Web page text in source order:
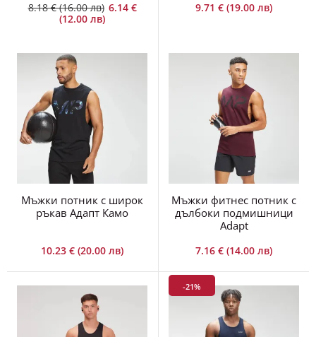
8.18 € (16.00 лв) 6.14 €
(12.00 лв)
9.71 € (19.00 лв)
Мъжки потник с широк
ръкав Адапт Камо
10.23 € (20.00 лв)
Мъжки фитнес потник с
дълбоки подмишници
Adapt
7.16 € (14.00 лв)
-21%